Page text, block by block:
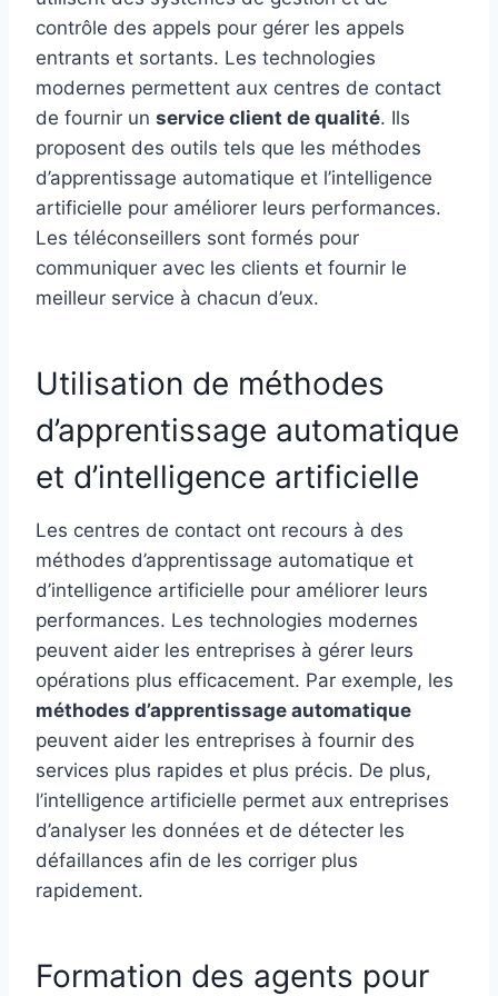
contrôle des appels pour gérer les appels
entrants et sortants. Les technologies
modernes permettent aux centres de contact
de fournir un service client de qualité. Ils
proposent des outils tels que les méthodes
d’apprentissage automatique et l’intelligence
artificielle pour améliorer leurs performances.
Les téléconseillers sont formés pour
communiquer avec les clients et fournir le
meilleur service à chacun d’eux.
Utilisation de méthodes
d’apprentissage automatique
et d’intelligence artificielle
Les centres de contact ont recours à des
méthodes d’apprentissage automatique et
d’intelligence artificielle pour améliorer leurs
performances. Les technologies modernes
peuvent aider les entreprises à gérer leurs
opérations plus efficacement. Par exemple, les
méthodes d’apprentissage automatique
peuvent aider les entreprises à fournir des
services plus rapides et plus précis. De plus,
l’intelligence artificielle permet aux entreprises
d’analyser les données et de détecter les
défaillances afin de les corriger plus
rapidement.
Formation des agents pour